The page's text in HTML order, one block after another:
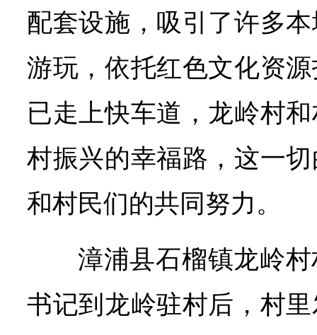
配套设施，吸引了许多
游玩，依托红色文化资
已走上快车道，龙岭村
村振兴的幸福路，这一
和村民们的共同努力。
漳浦县石榴镇龙岭
书记到龙岭驻村后，村